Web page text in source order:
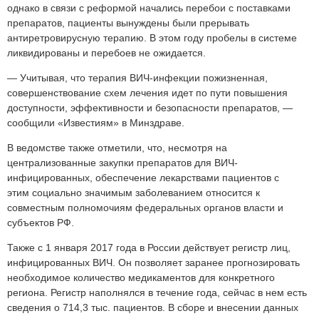
однако в связи с реформой начались перебои с поставками
препаратов, пациенты вынуждены были прерывать
антиретровирусную терапию. В этом году пробелы в системе
ликвидированы и перебоев не ожидается.
— Учитывая, что терапия ВИЧ-инфекции пожизненная,
совершенствование схем лечения идет по пути повышения
доступности, эффективности и безопасности препаратов, —
сообщили «Известиям» в Минздраве.
В ведомстве также отметили, что, несмотря на
централизованные закупки препаратов для ВИЧ-
инфицированных, обеспечение лекарствами пациентов с
этим социально значимым заболеванием относится к
совместным полномочиям федеральных органов власти и
субъектов РФ.
Также с 1 января 2017 года в России действует регистр лиц,
инфицированных ВИЧ. Он позволяет заранее прогнозировать
необходимое количество медикаментов для конкретного
региона. Регистр наполнялся в течение года, сейчас в нем есть
сведения о 714,3 тыс. пациентов. В сборе и внесении данных